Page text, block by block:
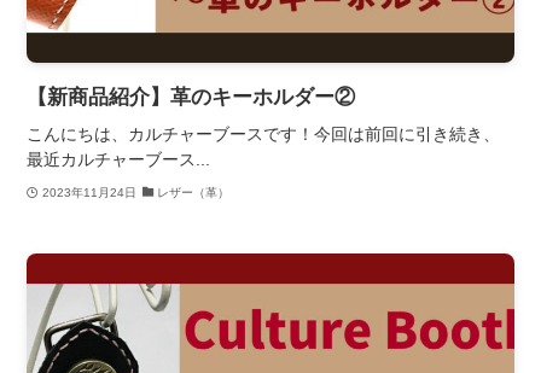
【新商品紹介】革のキーホルダー②
こんにちは、カルチャーブースです！今回は前回に引き続き、
最近カルチャーブース...
2023年11月24日 レザー（革）